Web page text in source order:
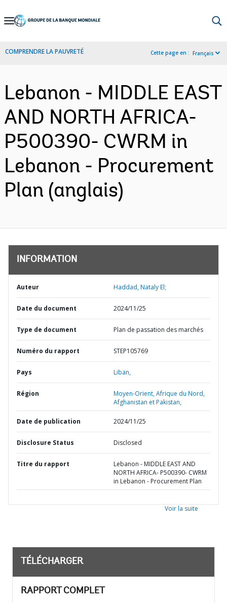
Skip
Navigation
COMPRENDRE LA PAUVRETÉ Cette page en : Français
Lebanon - MIDDLE EAST
AND NORTH AFRICA-
P500390- CWRM in
Lebanon - Procurement
Plan (anglais)
INFORMATION
Auteur Haddad, Nataly El;
Date du document 2024/11/25
Type de document Plan de passation des marchés
Numéro du rapport STEP105769
Pays Liban,
Région
Moyen-Orient, Afrique du Nord,
Afghanistan et Pakistan,
Date de publication 2024/11/25
Disclosure Status Disclosed
Titre du rapport
Lebanon - MIDDLE EAST AND
NORTH AFRICA- P500390- CWRM
in Lebanon - Procurement Plan
Voir la suite
TÉLÉCHARGER
RAPPORT COMPLET